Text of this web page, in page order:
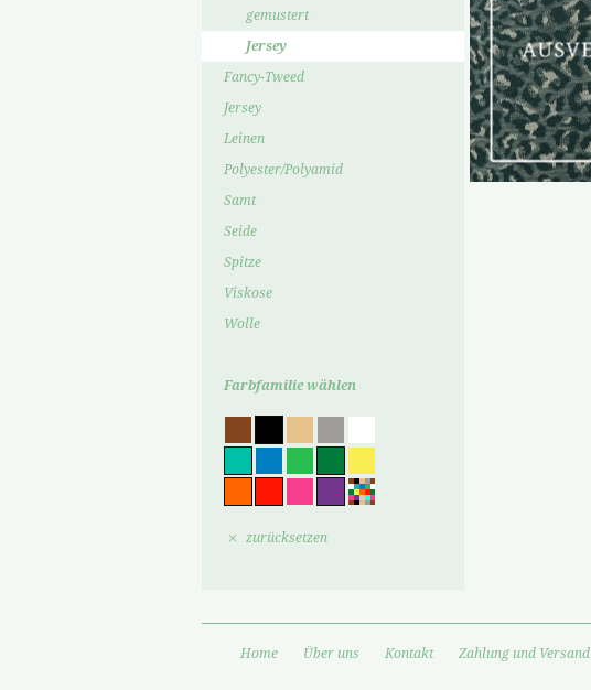
gemustert
Jersey
Fancy-Tweed
Jersey
Leinen
Polyester/Polyamid
Samt
Seide
Spitze
Viskose
Wolle
Farbfamilie wählen
zurücksetzen
Home Über uns Kontakt Zahlung und Versand